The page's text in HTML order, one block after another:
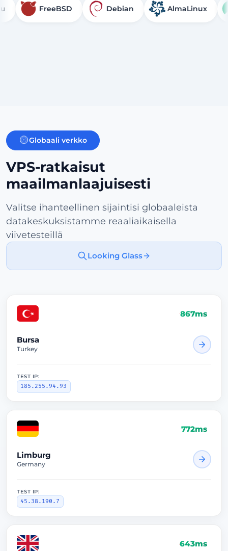
FreeBSD Debian AlmaLinux
Globaali verkko
VPS-ratkaisut
maailmanlaajuisesti
Valitse ihanteellinen sijaintisi globaaleista
datakeskuksistamme reaaliaikaisella
viivetesteillä
Looking Glass
867ms
Bursa
Turkey
TEST IP:
185.255.94.93
772ms
Limburg
Germany
TEST IP:
45.38.190.7
643ms